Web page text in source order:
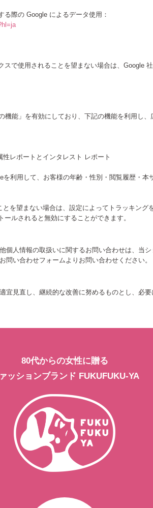
際の Google によるデータ使用：
で使用されることを望まない場合は、Google
機能」を有効にしており、下記の機能を利用し
レポートとインタレスト レポート
利用して、お客様の年齢・性別・閲覧履歴・
を望まない場合は、設定によってトラッキング
ルされると無効にすることができます。
個人情報の取扱いに関するお問い合わせは、当
い合わせフォームよりお問い合わせください。
宜見直し、継続的な改善に努めるものとし、必
80代からの女性に贈る
ッションブランド FUKUFUKU-YA